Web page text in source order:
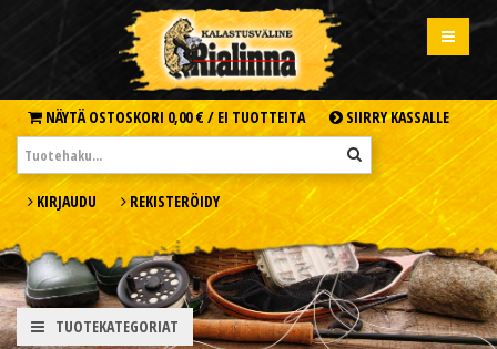
NÄYTÄ OSTOSKORI 0,00 € / EI TUOTTEITA SIIRRY KASSALLE
KIRJAUDU REKISTERÖIDY
TUOTEKATEGORIAT